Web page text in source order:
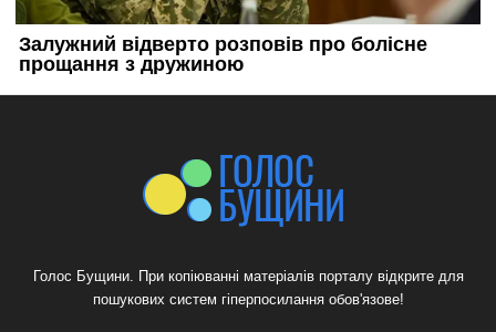
Голос Бущини. При копіюванні матеріалів порталу відкрите для
пошукових систем гіперпосилання обов'язове!